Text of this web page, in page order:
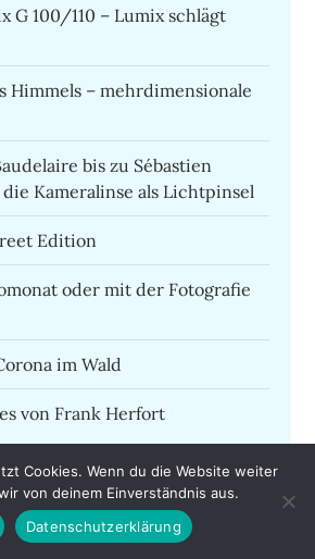
G 100/110 – Lumix schlägt
Himmels – mehrdimensionale
bis zu Sébastien
Kameralinse als Lichtpinsel
Edition
oder mit der Fotografie
im Wald
von Frank Herfort
Cookies. Wenn du die Website weiter
von deinem Einverständnis aus.
Datenschutzerklärung